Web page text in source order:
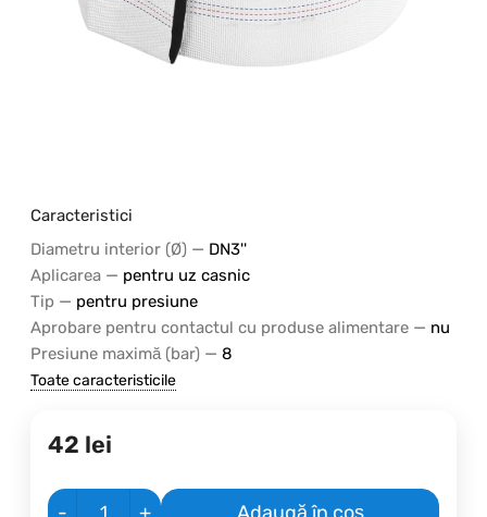
Caracteristici
Diametru interior (Ø) — DN3''
Aplicarea — pentru uz casnic
Tip — pentru presiune
Aprobare pentru contactul cu produse alimentare — nu
Presiune maximă (bar) — 8
Toate caracteristicile
42 lei